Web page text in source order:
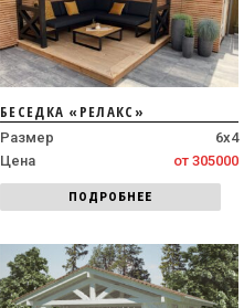
БЕСЕДКА «РЕЛАКС»
Размер
6х4
Цена
от 305000
ПОДРОБНЕЕ